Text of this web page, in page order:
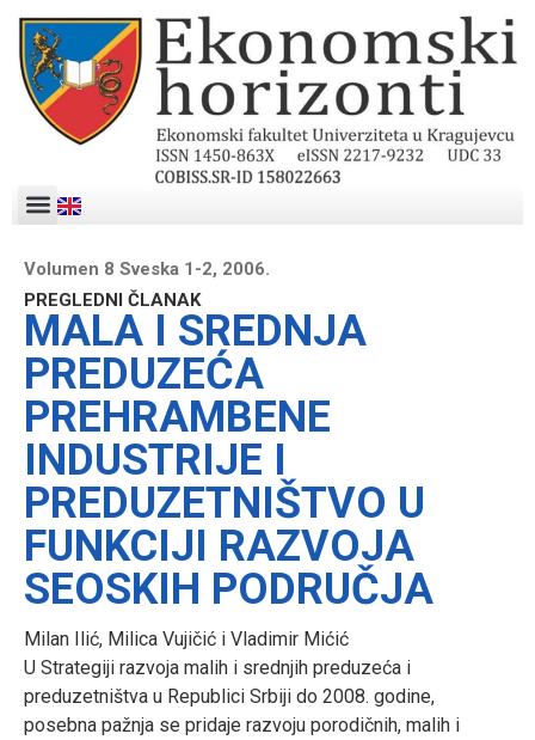
Volumen 8 Sveska 1-2, 2006.
PREGLEDNI ČLANAK
MALA I SREDNJA
PREDUZEĆA
PREHRAMBENE
INDUSTRIJE I
PREDUZETNIŠTVO U
FUNKCIJI RAZVOJA
SEOSKIH PODRUČJA
Milan Ilić, Milica Vujičić i Vladimir Mićić
U Strategiji razvoja malih i srednjih preduzeća i
preduzetništva u Republici Srbiji do 2008. godine,
posebna pažnja se pridaje razvoju porodičnih, malih i